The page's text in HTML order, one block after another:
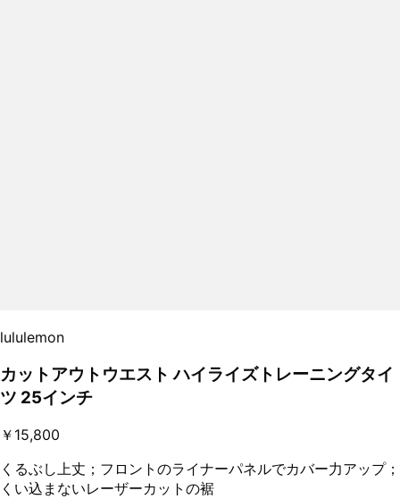
lululemon
カットアウトウエスト ハイライズトレーニングタイ
ツ 25インチ
￥15,800
くるぶし上丈；フロントのライナーパネルでカバー力アップ；
くい込まないレーザーカットの裾